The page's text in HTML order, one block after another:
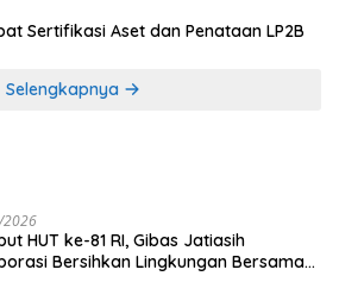
Sertifikasi Aset dan Penataan LP2B
Selengkapnya
HUT ke-81 RI, Gibas Jatiasih
Bersihkan Lingkungan Bersama